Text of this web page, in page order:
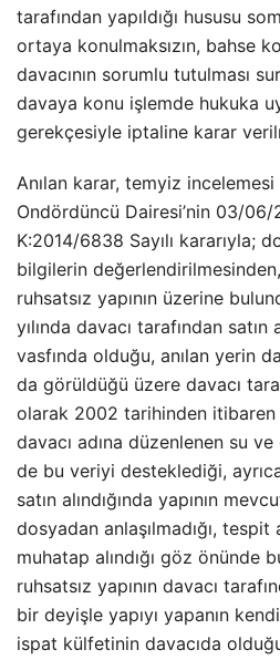
tarafından yapıldığı hususu
ortaya konulmaksızın, bahse
davacının sorumlu tutulması
davaya konu işlemde hukuka
gerekçesiyle iptaline karar
Anılan karar, temyiz
Ondördüncü Dairesi’nin 03/
K:2014/6838 Sayılı kararıyla;
bilgilerin
ruhsatsız yapının üzerine
yılında davacı tarafından satın
vasfında olduğu, anılan yerin
da görüldüğü üzere davacı
olarak 2002 tarihinden itibaren
davacı adına düzenlenen su
de bu veriyi desteklediği,
satın alındığında yapının
dosyadan anlaşılmadığı, tespit
muhatap alındığı göz önünde
ruhsatsız yapının davacı
bir deyişle yapıyı yapanın
ispat külfetinin davacıda